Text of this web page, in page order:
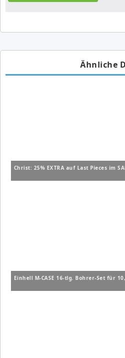
Ähnliche
Christ: 25% EXTRA auf Last Pieces im
Einhell M-CASE 16-tlg. Bohrer-Set für